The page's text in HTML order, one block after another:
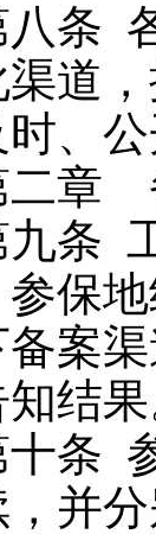
各
道
时、
章
工
保
备案
结果
参
并